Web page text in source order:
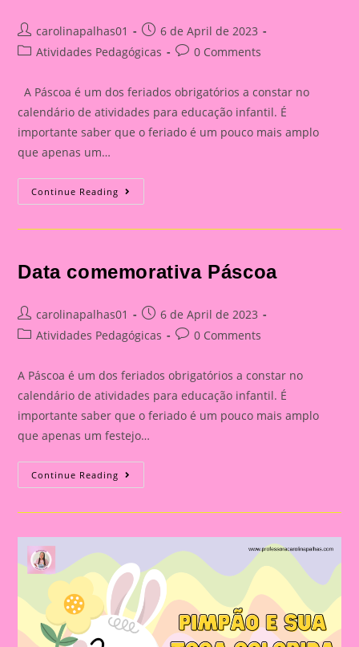
Post
author:
carolinapalhas01
Post
published:
6 de April de 2023
PostAtividades Pedagógicas
Post0 Comments
A Páscoa é um dos feriados obrigatórios a constar no
calendário de atividades para educação infantil. É
importante saber que o feriado é um pouco mais amplo
que apenas um…
Continue Reading Atividade
Páscoa
Data comemorativa Páscoa
Post
author:
carolinapalhas01
Post
published:
6 de April de 2023
PostAtividades Pedagógicas
Post0 Comments
A Páscoa é um dos feriados obrigatórios a constar no
calendário de atividades para educação infantil. É
importante saber que o feriado é um pouco mais amplo
que apenas um festejo…
Continue Reading Data
Comemorativa